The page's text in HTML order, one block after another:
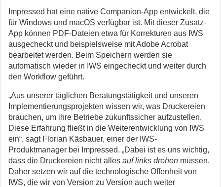
Impressed hat eine native Companion-App entwickelt, die
für Windows und macOS verfügbar ist. Mit dieser Zusatz-
App können PDF-Dateien etwa für Korrekturen aus IWS
ausgecheckt und beispielsweise mit Adobe Acrobat
bearbeitet werden. Beim Speichern werden sie
automatisch wieder in IWS eingecheckt und weiter durch
den Workflow geführt.
„Aus unserer täglichen Beratungstätigkeit und unseren
Implementierungsprojekten wissen wir, was Druckereien
brauchen, um ihre Betriebe zukunftssicher aufzustellen.
Diese Erfahrung fließt in die Weiterentwicklung von IWS
ein“, sagt Florian Käsbauer, einer der IWS-
Produktmanager bei Impressed. „Dabei ist es uns wichtig,
dass die Druckereien nicht alles auf links drehen müssen.
Daher setzen wir auf die technologische Offenheit von
IWS, die wir von Version zu Version auch weiter